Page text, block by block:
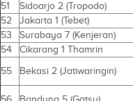
51
Sidoarjo 2 (Tropodo)
52
Jakarta 1 (Tebet)
53
Surabaya 7 (Kenjeran)
54
Cikarang 1 Thamrin
55 Bekasi 2 (Jatiwaringin)